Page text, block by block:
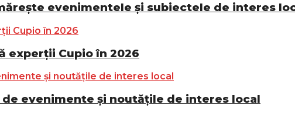
evenimentele și subiectele de interes
experții Cupio în 2026
evenimente și noutățile de interes local